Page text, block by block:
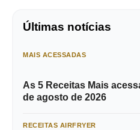
Últimas notícias
MAIS ACESSADAS
As 5 Receitas Mais
de agosto de 2026
RECEITAS AIRFRYER